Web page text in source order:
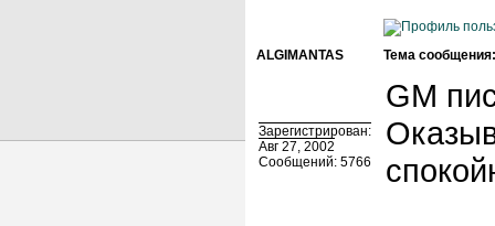
ALGIMANTAS Тема сообщения:
Зарегистрирован:
Авг 27, 2002
Сообщений: 5766
GM